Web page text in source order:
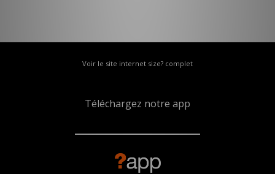
Voir le site internet size? complet
Téléchargez notre app